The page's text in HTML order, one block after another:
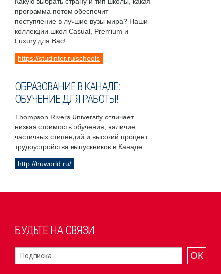
Какую выбрать страну и тип школы, какая
программа потом обеспечит
поступление в лучшие вузы мира? Наши
коллекции школ Casual, Premium и
Luxury для Вас!
https://studinter.ru/schools
ОБРАЗОВАНИЕ В КАНАДЕ:
ОБУЧЕНИЕ ДЛЯ РАБОТЫ!
Thompson Rivers University отличает
низкая стоимость обучения, наличие
частичных стипендий и высокий процент
трудоустройства выпускников в Канаде.
http://truworld.ru/
БУДЬТЕ НА СВЯЗИ
ОК